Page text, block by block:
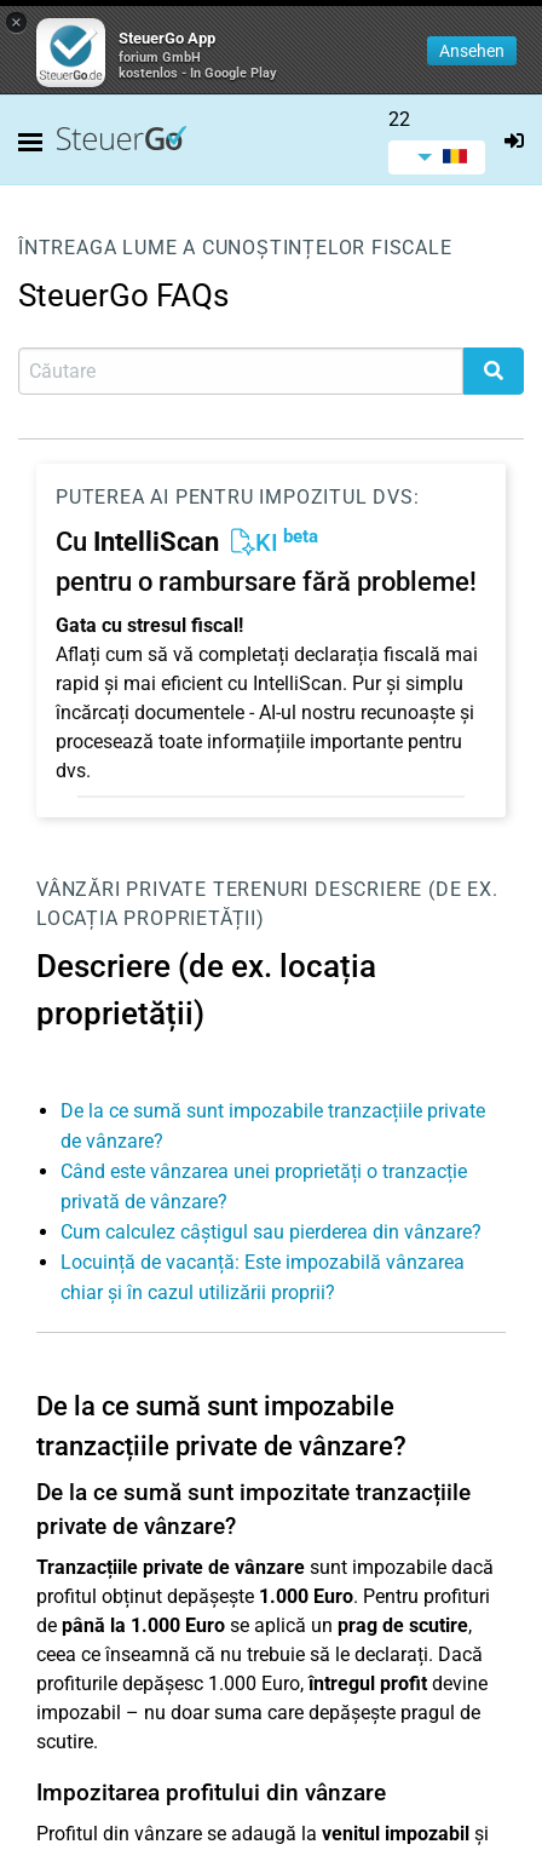
×
SteuerGo App
forium GmbH
kostenlos - In Google Play
Ansehen
22
ÎNTREAGA LUME A CUNOȘTINȚELOR FISCALE
SteuerGo FAQs
PUTEREA AI PENTRU IMPOZITUL DVS:
Cu IntelliScan KI beta
pentru o rambursare fără probleme!
Gata cu stresul fiscal!
Aflați cum să vă completați declarația fiscală mai
rapid și mai eficient cu IntelliScan. Pur și simplu
încărcați documentele - AI-ul nostru recunoaște și
procesează toate informațiile importante pentru
dvs.
VÂNZĂRI PRIVATE TERENURI DESCRIERE (DE EX.
LOCAȚIA PROPRIETĂȚII)
Descriere (de ex. locația
proprietății)
De la ce sumă sunt impozabile tranzacțiile private
de vânzare?
Când este vânzarea unei proprietăți o tranzacție
privată de vânzare?
Cum calculez câștigul sau pierderea din vânzare?
Locuință de vacanță: Este impozabilă vânzarea
chiar și în cazul utilizării proprii?
De la ce sumă sunt impozabile
tranzacțiile private de vânzare?
De la ce sumă sunt impozitate tranzacțiile
private de vânzare?
Tranzacțiile private de vânzare sunt impozabile dacă
profitul obținut depășește 1.000 Euro. Pentru profituri
de până la 1.000 Euro se aplică un prag de scutire,
ceea ce înseamnă că nu trebuie să le declarați. Dacă
profiturile depășesc 1.000 Euro,întregul profitdevine
impozabil – nu doar suma care depășește pragul de
scutire.
Impozitarea profitului din vânzare
Profitul din vânzare se adaugă la venitul impozabil și